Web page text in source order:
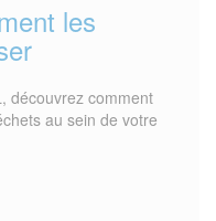
les
découvrez comment
au sein de votre